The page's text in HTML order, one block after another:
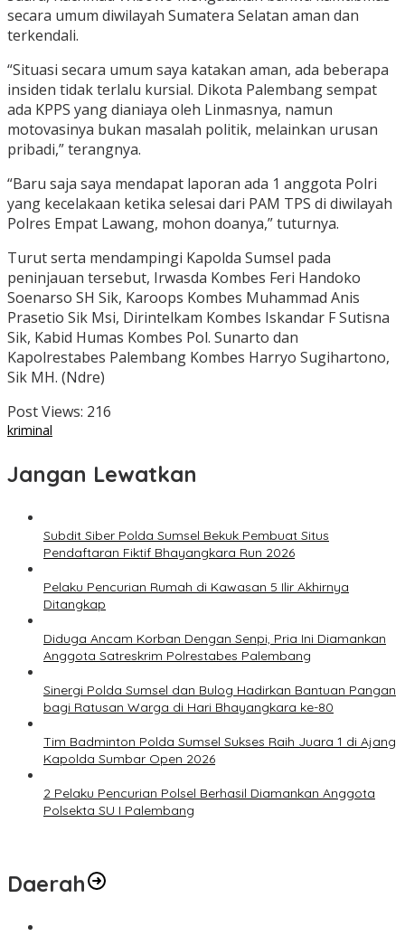
secara umum diwilayah Sumatera Selatan aman dan
terkendali.
“Situasi secara umum saya katakan aman, ada beberapa
insiden tidak terlalu kursial. Dikota Palembang sempat
ada KPPS yang dianiaya oleh Linmasnya, namun
motovasinya bukan masalah politik, melainkan urusan
pribadi,” terangnya.
“Baru saja saya mendapat laporan ada 1 anggota Polri
yang kecelakaan ketika selesai dari PAM TPS di diwilayah
Polres Empat Lawang, mohon doanya,” tuturnya.
Turut serta mendampingi Kapolda Sumsel pada
peninjauan tersebut, Irwasda Kombes Feri Handoko
Soenarso SH Sik, Karoops Kombes Muhammad Anis
Prasetio Sik Msi, Dirintelkam Kombes Iskandar F Sutisna
Sik, Kabid Humas Kombes Pol. Sunarto dan
Kapolrestabes Palembang Kombes Harryo Sugihartono,
Sik MH. (Ndre)
Post Views: 216
kriminal
Jangan Lewatkan
Subdit Siber Polda Sumsel Bekuk Pembuat Situs
Pendaftaran Fiktif Bhayangkara Run 2026
Pelaku Pencurian Rumah di Kawasan 5 Ilir Akhirnya
Ditangkap
Diduga Ancam Korban Dengan Senpi, Pria Ini Diamankan
Anggota Satreskrim Polrestabes Palembang
Sinergi Polda Sumsel dan Bulog Hadirkan Bantuan Pangan
bagi Ratusan Warga di Hari Bhayangkara ke-80
Tim Badminton Polda Sumsel Sukses Raih Juara 1 di Ajang
Kapolda Sumbar Open 2026
2 Pelaku Pencurian Polsel Berhasil Diamankan Anggota
Polsekta SU I Palembang
Daerah